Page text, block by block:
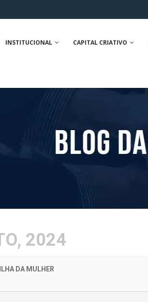
INSTITUCIONAL CAPITAL CRIATIVO
2024
DA MULHER